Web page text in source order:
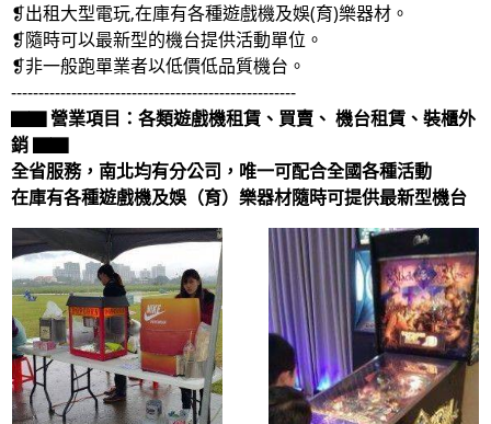
❡出租大型電玩,在庫有各種遊戲機及娛(育)樂器材。
❡隨時可以最新型的機台提供活動單位。
❡非一般跑單業者以低價低品質機台。
----------------------------------------------------
▇▇ 營業項目：各類遊戲機租賃、買賣、 機台租賃、裝櫃外
銷 ▇▇
全省服務，南北均有分公司，唯一可配合全國各種活動
在庫有各種遊戲機及娛（育）樂器材隨時可提供最新型機台